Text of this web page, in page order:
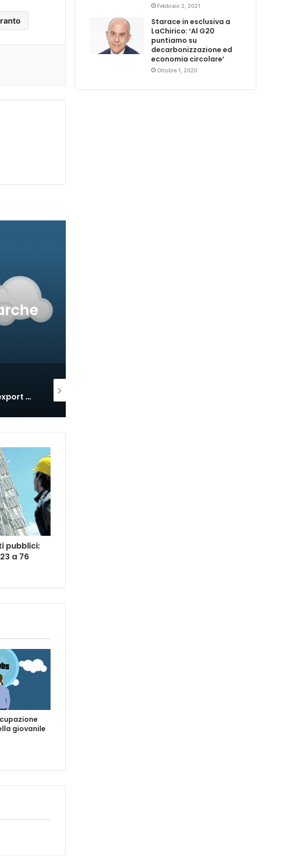
Ferragosto 17,5 milioni di turisti, spesa
diretta superiore a 9 miliardi
Brasile, export verso l’Ue in crescita dall’accordo con il Mercosur
pubblici:
a 76
giovanile
Febbraio 2, 2021
Starace in esclusiva a
LaChirico: ‘Al G20
puntiamo su
decarbonizzazione ed
economia circolare’
Ottobre 1, 2020